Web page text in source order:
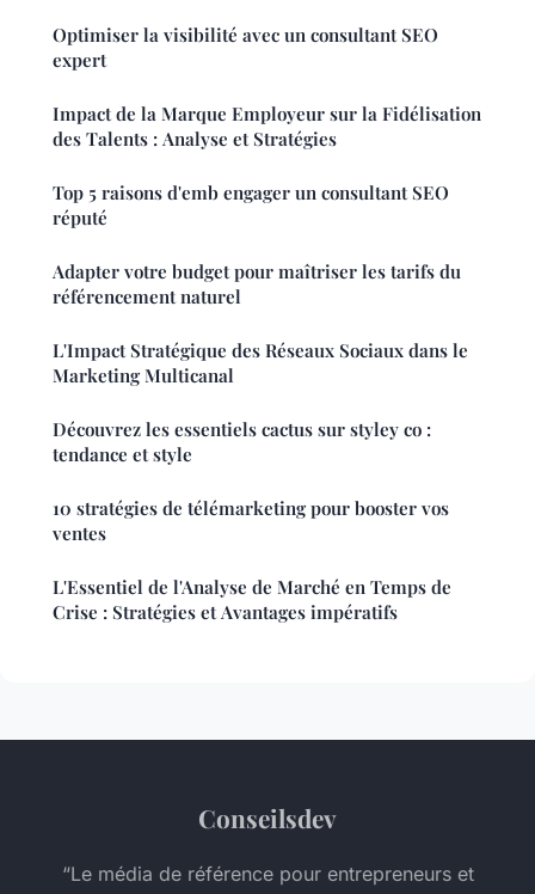
Optimiser la visibilité avec un consultant SEO
expert
Impact de la Marque Employeur sur la Fidélisation
des Talents : Analyse et Stratégies
Top 5 raisons d'emb engager un consultant SEO
réputé
Adapter votre budget pour maîtriser les tarifs du
référencement naturel
L'Impact Stratégique des Réseaux Sociaux dans le
Marketing Multicanal
Découvrez les essentiels cactus sur styley co :
tendance et style
10 stratégies de télémarketing pour booster vos
ventes
L'Essentiel de l'Analyse de Marché en Temps de
Crise : Stratégies et Avantages impératifs
Conseilsdev
“Le média de référence pour entrepreneurs et